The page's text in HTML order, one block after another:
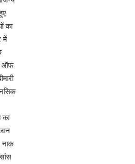
का
में
ऑफ
का
नाक